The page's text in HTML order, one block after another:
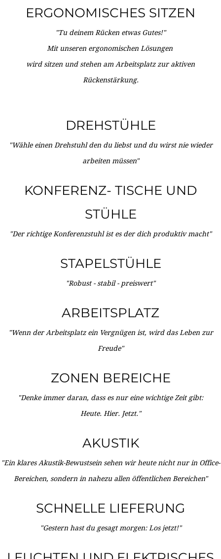
ERGONOMISCHES SITZEN
"Tu deinem Rücken etwas Gutes!"
Mit unseren ergonomischen Lösungen
wird sitzen und stehen am Arbeitsplatz zur aktiven
Rückenstärkung.
DREHSTÜHLE
"Wähle einen Drehstuhl den du liebst und du wirst nie wieder
arbeiten müssen"
KONFERENZ- TISCHE UND
STÜHLE
"Der richtige Konferenzstuhl ist es der dich produktiv macht"
STAPELSTÜHLE
"Robust - stabil - preiswert"
ARBEITSPLATZ
"Wenn der Arbeitsplatz ein Vergnügen ist, wird das Leben zur
Freude"
ZONEN BEREICHE
"Denke immer daran, dass es nur eine wichtige Zeit gibt:
Heute. Hier. Jetzt."
AKUSTIK
"Ein klares Akustik-Bewustsein sehen wir heute nicht nur in Office-
Bereichen, sondern in nahezu allen öffentlichen Bereichen"
SCHNELLE LIEFERUNG
"Gestern hast du gesagt morgen: Los jetzt!"